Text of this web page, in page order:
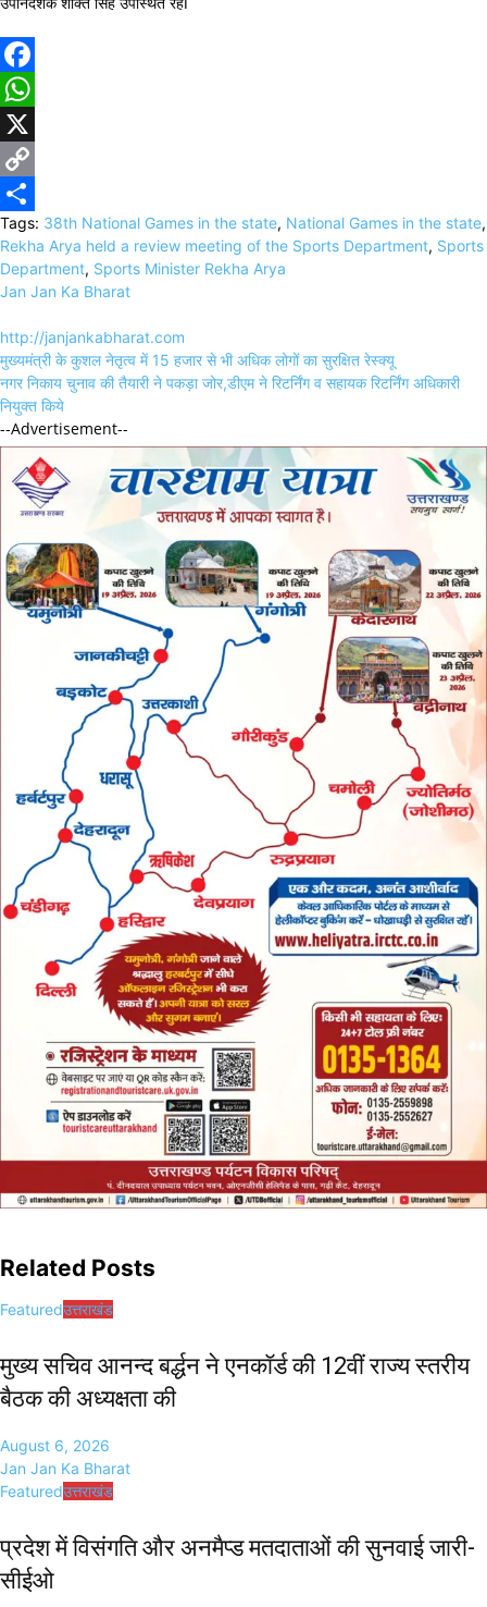
Facebook
WhatsApp
X
Copy
Link
Share
Tags: 38th National Games in the state, National Games in the state,
Rekha Arya held a review meeting of the Sports Department, Sports
Department, Sports Minister Rekha Arya
Jan Jan Ka Bharat
http://janjankabharat.com
Post
navigation
मुख्यमंत्री के कुशल नेतृत्व में 15 हजार से भी अधिक लोगों का सुरक्षित रेस्क्यू
नगर निकाय चुनाव की तैयारी ने पकड़ा जोर,डीएम ने रिटर्निंग व सहायक रिटर्निंग अधिकारी
नियुक्त किये
--Advertisement--
Related Posts
Featuredउत्तराखंड
मुख्य सचिव आनन्द बर्द्धन ने एनकॉर्ड की 12वीं राज्य स्तरीय
बैठक की अध्यक्षता की
August 6, 2026
Jan Jan Ka Bharat
Featuredउत्तराखंड
प्रदेश में विसंगति और अनमैप्ड मतदाताओं की सुनवाई जारी-
सीईओ